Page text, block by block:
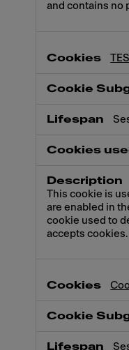
and contains no
This cookie is
are enabled in
cookie used to
accepts cookies.